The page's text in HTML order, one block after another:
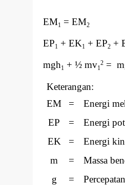
EM1 = EM2
EP1 + EK1 + EP2 +
mgh1 + ½ mv1
2 =
Keterangan:
EM
=
Energi
EP
=
Energi
EK
=
Energi
m
=
Massa
g
=